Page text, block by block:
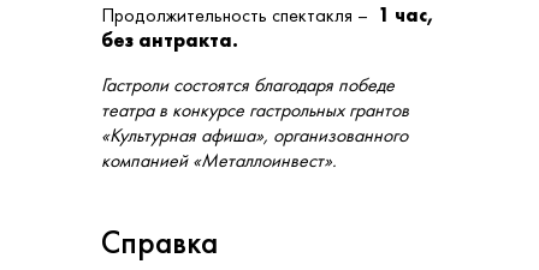
Продолжительность спектакля – 1 час,
без антракта.
Гастроли состоятся благодаря победе
театра в конкурсе гастрольных грантов
«Культурная афиша», организованного
компанией «Металлоинвест».
Справка